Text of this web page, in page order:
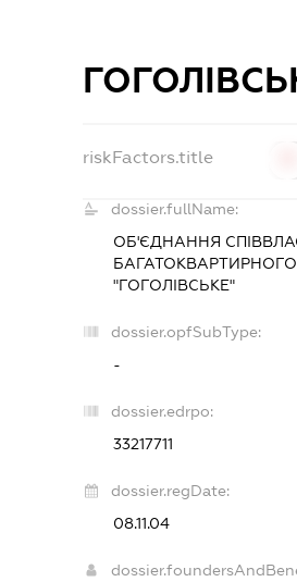
riskFactors.title
dossier.fullName:
ОБ'ЄДНАННЯ
"ГОГОЛІВСЬКЕ"
dossier.opfSubType:
-
dossier.edrpo:
33217711
dossier.regDate:
08.11.04